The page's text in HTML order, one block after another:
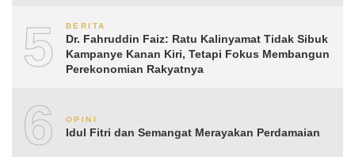
5 BERITA
Dr. Fahruddin Faiz: Ratu Kalinyamat Tidak Sibuk
Kampanye Kanan Kiri, Tetapi Fokus Membangun
Perekonomian Rakyatnya
6 OPINI
Idul Fitri dan Semangat Merayakan Perdamaian